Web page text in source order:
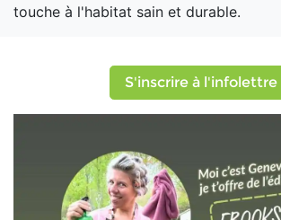
touche à l'habitat sain et durable.
S'inscrire à l'infolettre